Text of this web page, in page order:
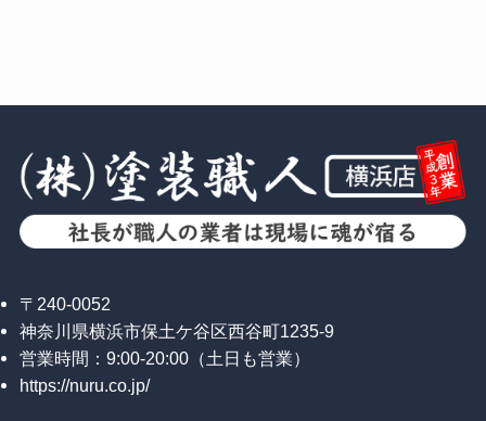
〒240-0052
神奈川県横浜市保土ケ谷区西谷町1235-9
営業時間：9:00-20:00（土日も営業）
https://nuru.co.jp/